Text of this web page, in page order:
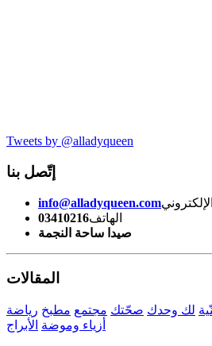
Tweets by @alladyqueen
إتّصل بنا
info@alladyqueen.com
03410216الهاتف
صيدا ساحة النجمة
المقالات
لك وحدك صحّتك مجتمع مطبخ رياضة
أزياء وموضة الأبراج